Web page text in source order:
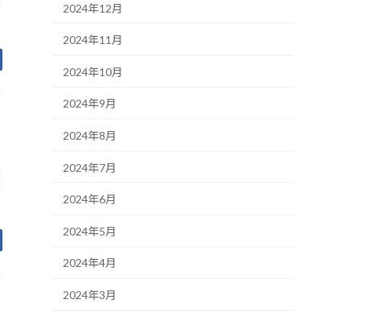
2024年12月
2024年11月
2024年10月
2024年9月
2024年8月
2024年7月
2024年6月
2024年5月
2024年4月
2024年3月